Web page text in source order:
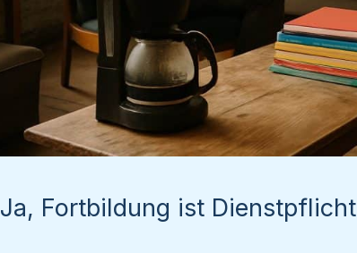
Ja, Fortbildung ist Dienstpflicht